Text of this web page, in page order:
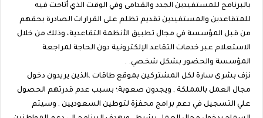
بالبرنامج للمستفيدين الجدد والقدامى وفي الوقت الذي أتاحت فيه
للمتقاعدين والمستفيدين تقديم تظلم على القرارات الصادرة بحقهم
من قبل المؤسسة في مجال تطبيق الأنظمة التقاعدية، وذلك من خلال
الاستعلام عبر خدمات التقاعد الإلكترونية دون الحاجة لمراجعة
المؤسسة والحضور بشكل شخصي. .
نزف بشرى سارة لكل المشتركين بموقع طاقات ،الذين يريدون دخول
مجال العمل بالمملكة , ويجدون صعوبة؛ بسبب عدم قدرتهم الحصول
علي التسجيل في دعم برامج محفزة لتوطين السعوديين , وسيتم